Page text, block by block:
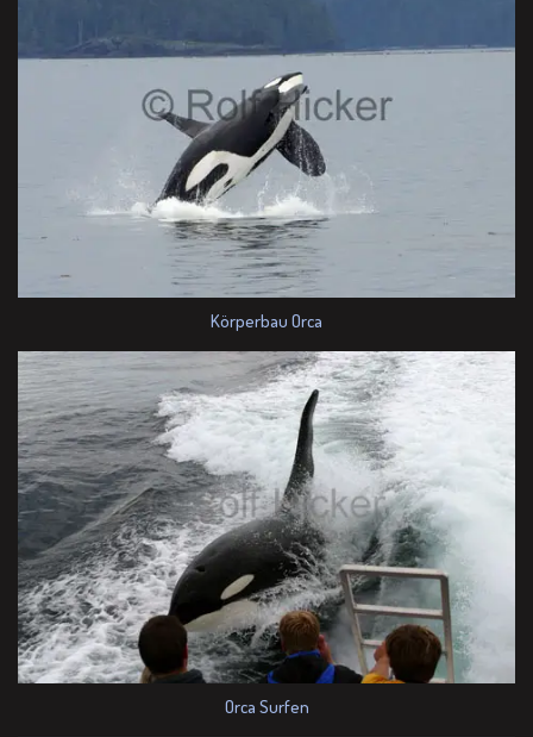
Körperbau Orca
Orca Surfen